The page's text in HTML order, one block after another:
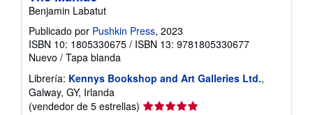
Benjamin Labatut
Publicado por Pushkin Press, 2023
ISBN 10: 1805330675 / ISBN 13: 9781805330677
Nuevo / Tapa blanda
Librería: Kennys Bookshop and Art Galleries Ltd.,
Galway, GY, Irlanda
(vendedor de 5 estrellas) Calificación